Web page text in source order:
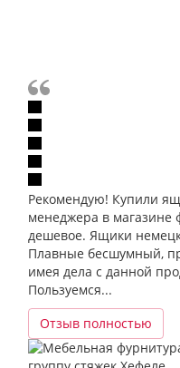
Рекомендую! Купили
менеджера в магазине
дешевое. Ящики
Плавные бесшумный,
имея дела с данной
Пользуемся...
Отзыв полностью